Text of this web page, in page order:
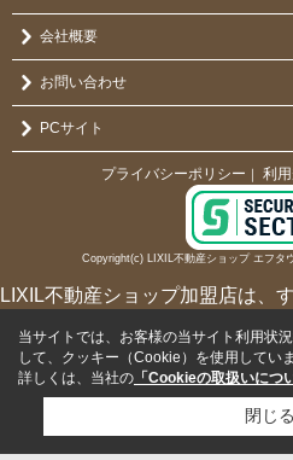
会社概要
お問い合わせ
PCサイト
プライバシーポリシー ｜ 利
Copyright(c) LIXIL不動産ショップ エフタ
LIXIL不動産ショップ加盟店は、
当サイトでは、お客様の当サイト利用状
して、クッキー（Cookie）を使用していま
詳しくは、当社の 「Cookieの取扱いにつ
閉じる